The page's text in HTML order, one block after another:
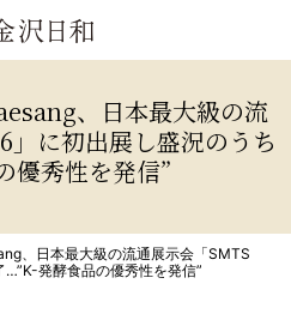
、日本最大級の流
に初出展し盛況のうち
優秀性を発信”
、日本最大級の流通展示会「SMTS
発酵食品の優秀性を発信”